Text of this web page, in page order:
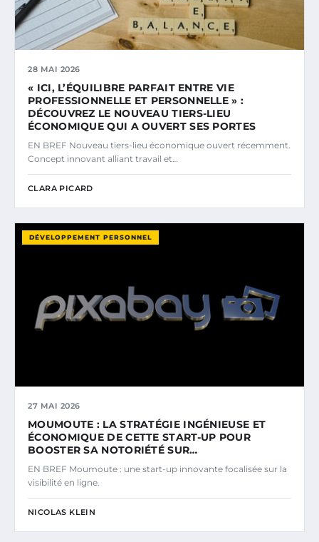
28 MAI 2026
« ICI, L’ÉQUILIBRE PARFAIT ENTRE VIE
PROFESSIONNELLE ET PERSONNELLE » :
DÉCOUVREZ LE NOUVEAU TIERS-LIEU
ÉCONOMIQUE QUI A OUVERT SES PORTES
EN BREF Nouveau tiers-lieu économique ouvert récemment.
Concept innovant alliant travail et…
CLARA PICARD
DÉVELOPPEMENT PERSONNEL
27 MAI 2026
MOUMOUTE : LA STRATÉGIE INGÉNIEUSE ET
ÉCONOMIQUE DE CETTE START-UP POUR
BOOSTER SA NOTORIÉTÉ SUR…
EN BREF Moumoute : une start-up innovante focalisée sur la
visibilité en ligne.
NICOLAS KLEIN